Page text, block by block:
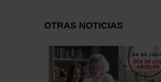
OTRAS NOTICIAS